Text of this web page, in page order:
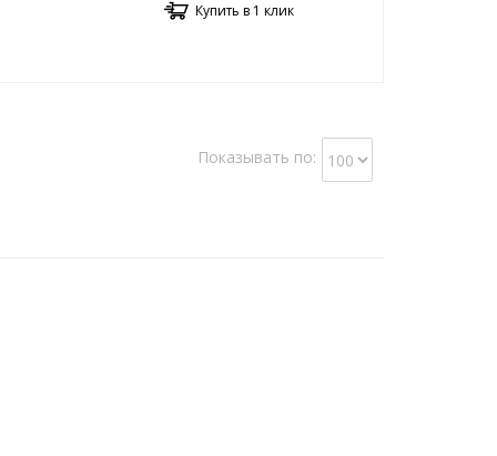
Купить в 1 клик
Показывать по: